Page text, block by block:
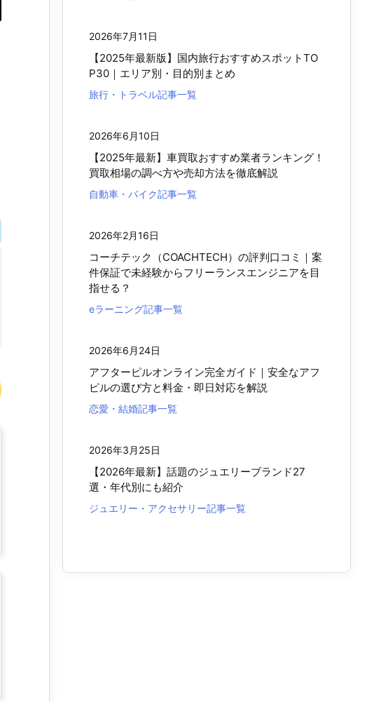
2026年7月11日
【2025年最新版】国内旅行おすすめスポットTO
P30｜エリア別・目的別まとめ
旅行・トラベル記事一覧
2026年6月10日
【2025年最新】車買取おすすめ業者ランキング！
買取相場の調べ方や売却方法を徹底解説
自動車・バイク記事一覧
2026年2月16日
コーチテック（COACHTECH）の評判口コミ｜案
件保証で未経験からフリーランスエンジニアを目
指せる？
eラーニング記事一覧
2026年6月24日
アフターピルオンライン完全ガイド｜安全なアフ
ピルの選び方と料金・即日対応を解説
恋愛・結婚記事一覧
2026年3月25日
【2026年最新】話題のジュエリーブランド27
選・年代別にも紹介
ジュエリー・アクセサリー記事一覧